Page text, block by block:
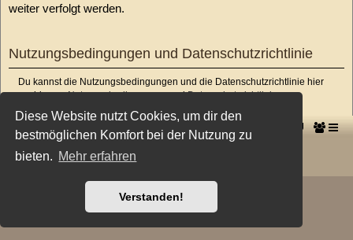
Diese Website nutzt Cookies, um dir den
bestmöglichen Komfort bei der Nutzung zu
bieten. Mehr erfahren
Verstanden!
weiter verfolgt werden.
Nutzungsbedingungen und Datenschutzrichtlinie
Du kannst die Nutzungsbedingungen und die Datenschutzrichtlinie hier
nachlesen:NutzungsbedingungenundDatenschutzrichtlinie
Startseite Foren-Übersicht -->
Deutsche Übersetzung durchphpBB.de